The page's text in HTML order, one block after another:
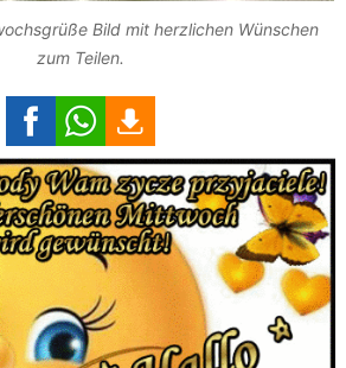
Bild mit herzlichen Wünschen
zum Teilen.